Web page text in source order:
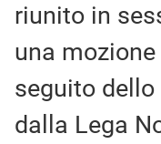
riunito in
una
seguito
dalla Lega